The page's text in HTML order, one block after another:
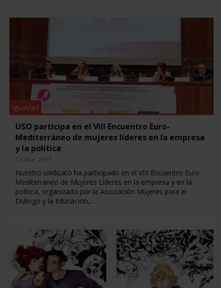
Igualdad
USO participa en el VIII Encuentro Euro-
Mediterráneo de mujeres líderes en la empresa
y la política
1 junio, 2017
Nuestro sindicato ha participado en el VIII Encuentro Euro-
Mediterráneo de Mujeres Líderes en la empresa y en la
política, organizado por la Asociación Mujeres para el
Diálogo y la Educación,…